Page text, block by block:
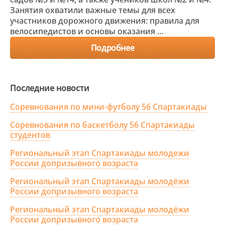
Занятия охватили важные темы для всех
участников дорожного движения: правила для
велосипедистов и основы оказания ...
Подробнее
Последние новости
Соревнования по мини-футболу 56 Спартакиады
Соревнования по баскетболу 56 Спартакиады
студентов
Региональный этап Спартакиады молодежи
России допризывного возраста
Региональный этап Спартакиады молодёжи
России допризывного возраста
Региональный этап Спартакиады молодёжи
России допризывного возраста